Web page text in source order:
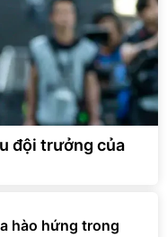
đội trưởng của
hào hứng trong